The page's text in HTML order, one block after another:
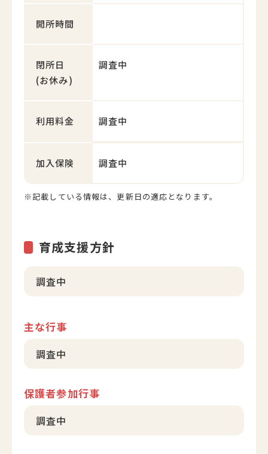
開所時間
閉所日
(お休み)
調査中
利用料金 調査中
加入保険 調査中
※記載している情報は、更新日の適応となります。
育成支援方針
調査中
主な行事
調査中
保護者参加行事
調査中